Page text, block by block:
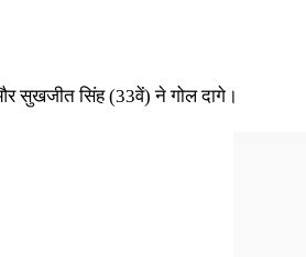
सुखजीत सिंह (33वें) ने गोल दागे।